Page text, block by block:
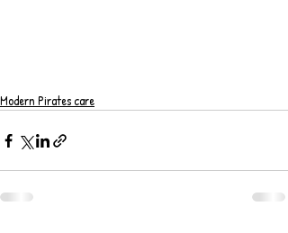
Modern Pirates care